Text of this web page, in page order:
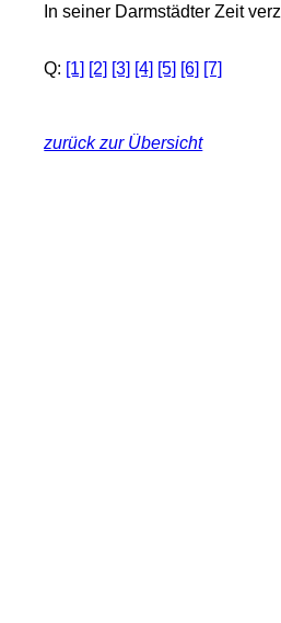
In seiner Darmstädter Zeit
Q: [1] [2] [3] [4] [5] [6] [7]
zurück zur Übersicht